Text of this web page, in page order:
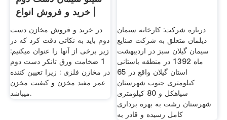
| خرید و فروش انواع
مخزن
در خرید و فروش مخازن دست
دوم باید به نکاتی دقت کرد که در
زیر برخی از آنها را عنوان میکنیم:
1 ضخامت ورق تانکر دست دوم
در مخازن فلزی : زیرا تعیین کننده
عمر مفید مخزن و کیفیت مخزن
میباشد.
درباره شرکت: کارخانه سیمان
دیلمان متعلق به شرکت صنایع
سیمان گیلان سبز در اردیبهشت
ماه 1392 در منطقه باستانی
استان گیلان واقع در 65
کیلومتری جنوب شهرستان
سیاهکل و 80 کیلومتری
شهرستان رشت به بهره برداری
کامل رسیده و قادر به